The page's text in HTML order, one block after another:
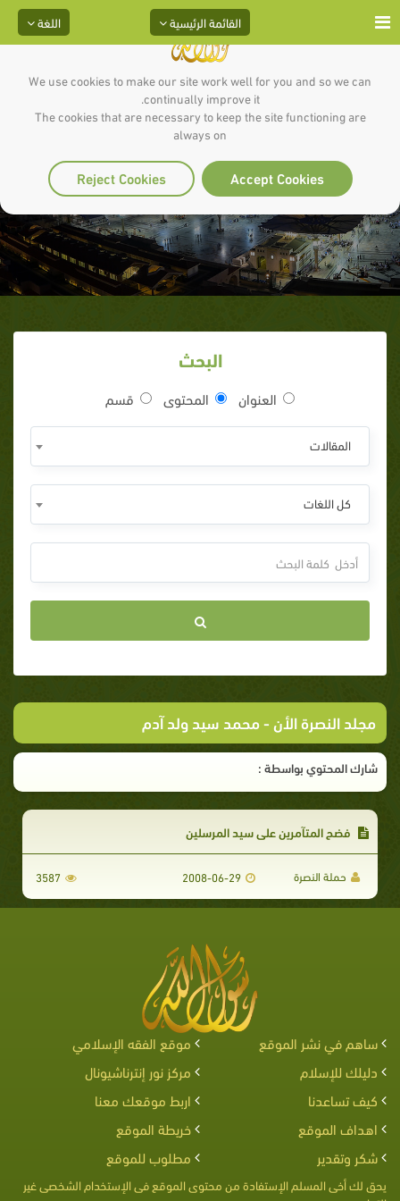
We use cookies to make our site work well for you and so we can
continually improve it.
The cookies that are necessary to keep the site functioning are
always on
Accept Cookies
Reject Cookies
اللغة القائمة الرئيسية
محمد سيد ولد آدم
البحث
العنوان المحتوى قسم
المقالات
كل اللغات
مجلد النصرة الأن - محمد سيد ولد آدم
شارك المحتوي بواسطة :
فضح المتآمرين علي سيد المرسلين
حملة النصرة 2008-06-29
3587
ساهم في نشر الموقع
موقع الفقه الإسلامي
دليلك للإسلام
مركز نور إنترناشيونال
كيف تساعدنا
اربط موقعك معنا
اهداف الموقع
خريطة الموقع
شكر وتقدير
مطلوب للموقع
يحق لك أخى المسلم الإستفادة من محتوى الموقع فى الإستخدام الشخصى غير